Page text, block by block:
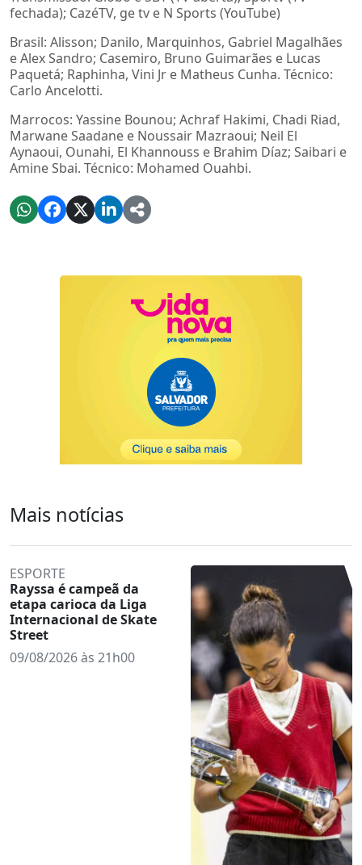
fechada); CazéTV, ge tv e N Sports (YouTube)
Brasil: Alisson; Danilo, Marquinhos, Gabriel Magalhães
e Alex Sandro; Casemiro, Bruno Guimarães e Lucas
Paquetá; Raphinha, Vini Jr e Matheus Cunha. Técnico:
Carlo Ancelotti.
Marrocos: Yassine Bounou; Achraf Hakimi, Chadi Riad,
Marwane Saadane e Noussair Mazraoui; Neil El
Aynaoui, Ounahi, El Khannouss e Brahim Díaz; Saibari e
Amine Sbai. Técnico: Mohamed Ouahbi.
Mais notícias
ESPORTE
Rayssa é campeã da
etapa carioca da Liga
Internacional de Skate
Street
09/08/2026 às 21h00